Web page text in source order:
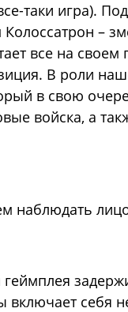
таки игра).
Колоссатрон –
все на своем
В роли
в свою
войска, а
наблюдать
включает себя